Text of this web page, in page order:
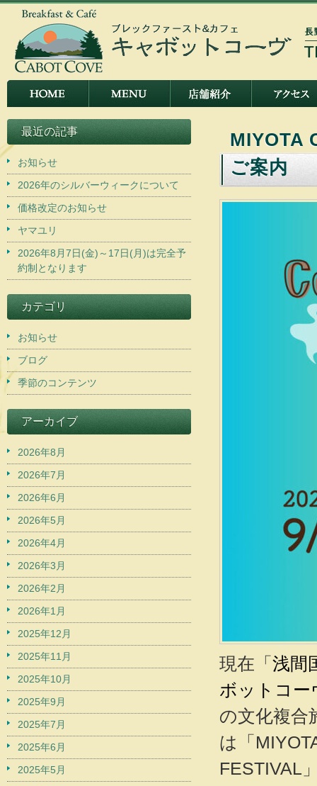
MIYOTA
ご案内
現在「 浅間
ボットコー
の文化複合
は「
FESTIVAL
最近の記事
お知らせ
2026年のシルバーウィークについて
価格改定のお知らせ
ヤマユリ
2026年8月7日(金)～17日(月)は完全予
約制となります
カテゴリ
お知らせ
ブログ
季節のコンテンツ
アーカイブ
2026年8月
2026年7月
2026年6月
2026年5月
2026年4月
2026年3月
2026年2月
2026年1月
2025年12月
2025年11月
2025年10月
2025年9月
2025年7月
2025年6月
2025年5月